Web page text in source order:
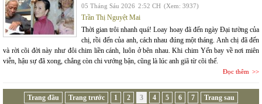
05 Tháng Sáu 2026 2:52 CH (Xem: 3937)
Trần Thị Nguyệt Mai
Thời gian trôi nhanh quá! Loay hoay đã đến ngày Đại tường của
chị, rồi đến của anh, cách nhau đúng một tháng. Anh chị đã đến
và rời cõi đời này như đôi chim liền cánh, luôn ở bên nhau. Khi chim Yến bay về nơi miên
viễn, hậu sự đã xong, chẳng còn chi vướng bận, cũng là lúc anh giã từ cõi thế.
Đọc thêm
Trang đầu Trang trước 1 2 3 4 5 6 7
Trang sau